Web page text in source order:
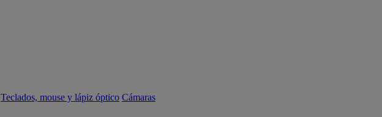
Teclados, mouse y lápiz óptico Cámaras